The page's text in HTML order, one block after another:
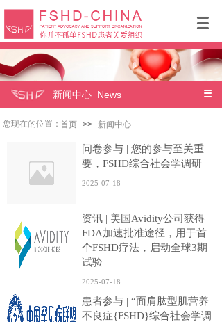
新闻中心 News
您现在的位置：首页 >> 新闻中心
问卷参与 | 您的参与至关重
要，FSHD综合社会学调研
2025-07-18
资讯 | 美国Avidity公司获得
FDA加速批准途径，用于首
个FSHD疗法，启动全球3期
试验
2025-07-18
患者参与 | “面肩肱型肌营养
不良症{FSHD}综合社会学调